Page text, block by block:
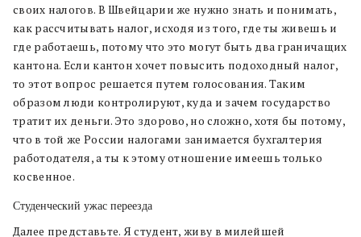
своих налогов. В Швейцарии же нужно знать и понимать,
как рассчитывать налог, исходя из того, где ты живешь и
где работаешь, потому что это могут быть два граничащих
кантона. Если кантон хочет повысить подоходный налог,
то этот вопрос решается путем голосования. Таким
образом люди контролируют, куда и зачем государство
тратит их деньги. Это здорово, но сложно, хотя бы потому,
что в той же России налогами занимается бухгалтерия
работодателя, а ты к этому отношение имеешь только
косвенное.
Студенческий ужас переезда
Далее представьте. Я студент, живу в милейшей